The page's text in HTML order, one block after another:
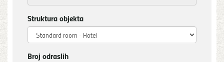
Struktura objekta
Broj odraslih